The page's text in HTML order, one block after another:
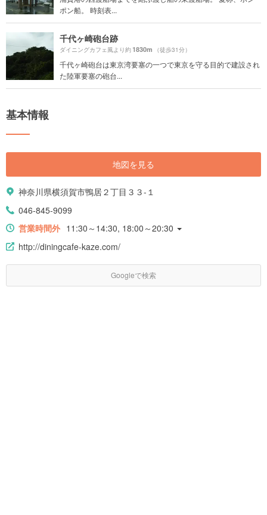
ポン船。 時刻表...
千代ヶ崎砲台跡
ダイニングカフェ風より約1830m （徒歩31分）
千代ヶ崎砲台は東京湾要塞の一つで東京を守る目的で建設され
た陸軍要塞の砲台...
基本情報
地図を見る
神奈川県横須賀市鴨居２丁目３３-１
046-845-9099
営業時間外 11:30～14:30, 18:00～20:30
http://diningcafe-kaze.com/
Googleで検索